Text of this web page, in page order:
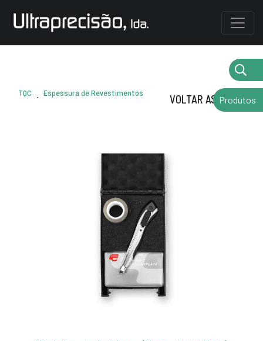
TQC . Espessura de Revestimentos VOLTAR AS MARCAS
Produtos